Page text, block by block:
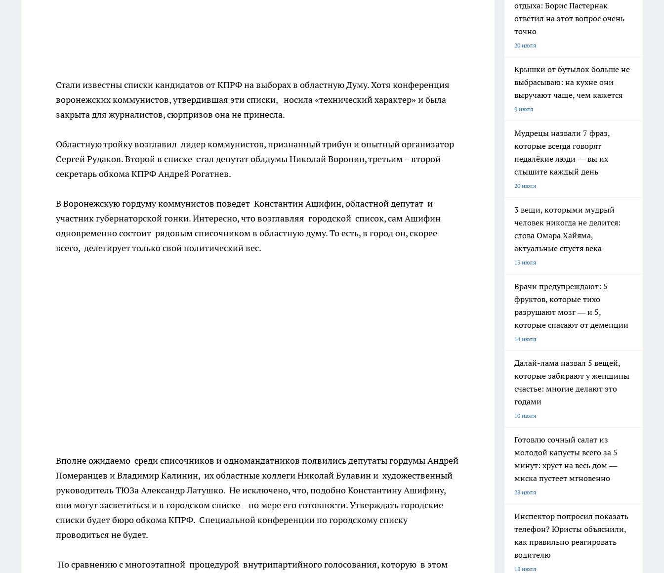
Стали известны списки кандидатов от КПРФ на выборах в областную Думу. Хотя конференция
воронежских коммунистов, утвердившая эти списки, носила «технический характер» и была
закрыта для журналистов, сюрпризов она не принесла.
Областную тройку возглавил лидер коммунистов, признанный трибун и опытный организатор
Сергей Рудаков. Второй в списке стал депутат облдумы Николай Воронин, третьим – второй
секретарь обкома КПРФ Андрей Рогатнев.
В Воронежскую гордуму коммунистов поведет Константин Ашифин, областной депутат и
участник губернаторской гонки. Интересно, что возглавляя городской список, сам Ашифин
одновременно состоит рядовым списочником в областную думу. То есть, в город он, скорее
всего, делегирует только свой политический вес.
Вполне ожидаемо среди списочников и одномандатников появились депутаты гордумы Андрей
Померанцев и Владимир Калинин, их областные коллеги Николай Булавин и художественный
руководитель ТЮЗа Александр Латушко. Не исключено, что, подобно Константину Ашифину,
они могут засветиться и в городском списке – по мере его готовности. Утверждать городские
списки будет бюро обкома КПРФ. Специальной конференции по городскому списку
проводиться не будет.
По сравнению с многоэтапной процедурой внутрипартийного голосования, которую в этом
отдыха: Борис Пастернак
ответил на этот вопрос очень
точно
20 июля
Крышки от бутылок больше не
выбрасываю: на кухне они
выручают чаще, чем кажется
9 июля
Мудрецы назвали 7 фраз,
которые всегда говорят
недалёкие люди — вы их
слышите каждый день
20 июля
3 вещи, которыми мудрый
человек никогда не делится:
слова Омара Хайяма,
актуальные спустя века
13 июля
Врачи предупреждают: 5
фруктов, которые тихо
разрушают мозг — и 5,
которые спасают от деменции
14 июля
Далай-лама назвал 5 вещей,
которые забирают у женщины
счастье: многие делают это
годами
10 июля
Готовлю сочный салат из
молодой капусты всего за 5
минут: хруст на весь дом —
миска пустеет мгновенно
28 июля
Инспектор попросил показать
телефон? Юристы объяснили,
как правильно реагировать
водителю
18 июля